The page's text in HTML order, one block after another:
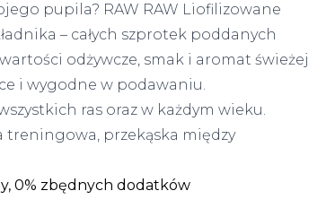
pupila? RAW RAW Liofilizowane
– całych szprotek poddanych
odżywcze, smak i aromat świeżej
i wygodne w podawaniu.
ras oraz w każdym wieku.
treningowa, przekąska między
0% zbędnych dodatków